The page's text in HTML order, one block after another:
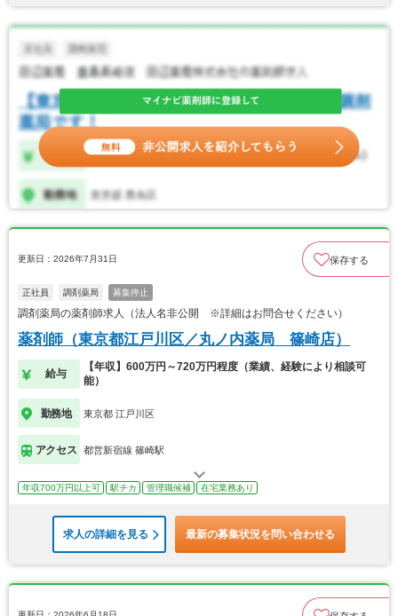
更新日：2026年7月31日 保存する
正社員 調剤薬局 募集停止
調剤薬局の薬剤師求人（法人名非公開 ※詳細はお問合せください）
薬剤師（東京都江戸川区／丸ノ内薬局 篠崎店）
給与
【年収】600万円～720万円程度（業績、経験により相談可
能）
勤務地 東京都 江戸川区
アクセス 都営新宿線 篠崎駅
年収700万円以上可 駅チカ 管理職候補 在宅業務あり
求人の詳細を見る 最新の募集状況を問い合わせる